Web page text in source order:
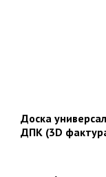
Доска
ДПК (3D